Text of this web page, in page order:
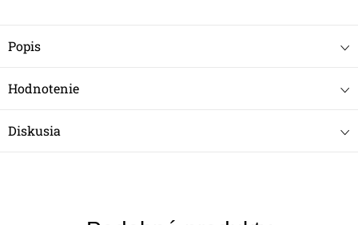
Popis
Hodnotenie
Diskusia